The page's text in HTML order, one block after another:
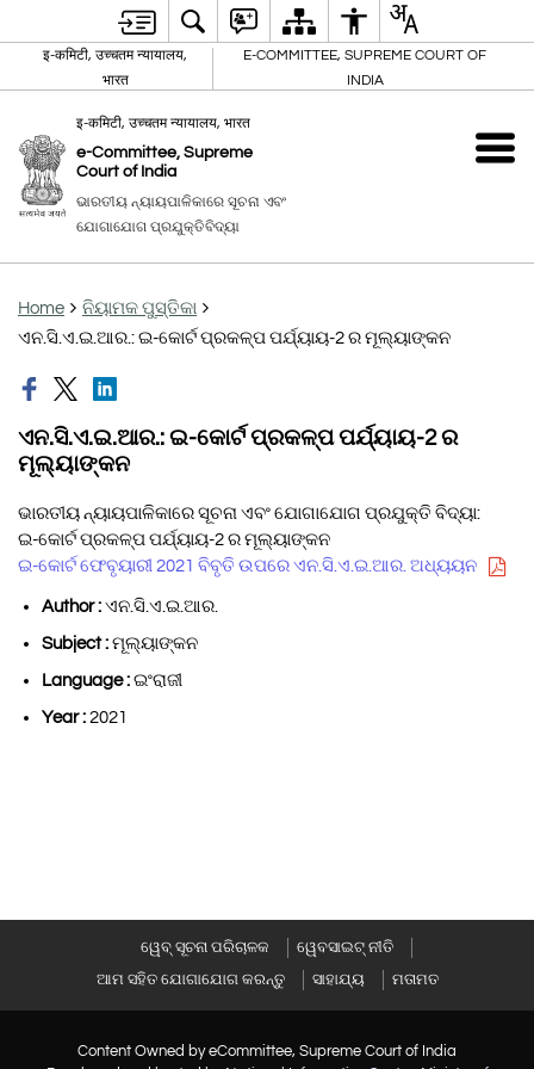
इ-कमिटी, उच्चतम न्यायालय,
भारत
E-COMMITTEE, SUPREME COURT OF
INDIA
इ-कमिटी, उच्चतम न्यायालय, भारत
e-Committee, Supreme
Court of India
ଭାରତୀୟ ନ୍ୟାୟପାଳିକାରେ ସୂଚନା ଏବଂ
ଯୋଗାଯୋଗ ପ୍ରଯୁକ୍ତିବିଦ୍ୟା
Home
ନିୟାମକ ପୁସ୍ତିକା
ଏନ.ସି.ଏ.ଇ.ଆର.: ଇ-କୋର୍ଟ ପ୍ରକଳ୍ପ ପର୍ଯ୍ୟାୟ-2 ର ମୂଲ୍ୟାଙ୍କନ
ଏନ.ସି.ଏ.ଇ.ଆର.: ଇ-କୋର୍ଟ ପ୍ରକଳ୍ପ ପର୍ଯ୍ୟାୟ-2 ର
ମୂଲ୍ୟାଙ୍କନ
ଭାରତୀୟ ନ୍ୟାୟପାଳିକାରେ ସୂଚନା ଏବଂ ଯୋଗାଯୋଗ ପ୍ରଯୁକ୍ତି ବିଦ୍ୟା:
ଇ-କୋର୍ଟ ପ୍ରକଳ୍ପ ପର୍ଯ୍ୟାୟ-2 ର ମୂଲ୍ୟାଙ୍କନ
ଇ-କୋର୍ଟ ଫେବୃୟାରୀ 2021 ବିବୃତି ଉପରେ ଏନ.ସି.ଏ.ଇ.ଆର. ଅଧ୍ୟୟନ
Author : ଏନ.ସି.ଏ.ଇ.ଆର.
Subject : ମୂଲ୍ୟାଙ୍କନ
Language : ଇଂରାଜୀ
Year : 2021
ୱେବ୍ ସୂଚନା ପରିଚାଳକ
ୱେବସାଇଟ୍ ନୀତି
ଆମ ସହିତ ଯୋଗାଯୋଗ କରନ୍ତୁ
ସାହାଯ୍ୟ ମତାମତ
Content Owned by eCommittee, Supreme Court of India